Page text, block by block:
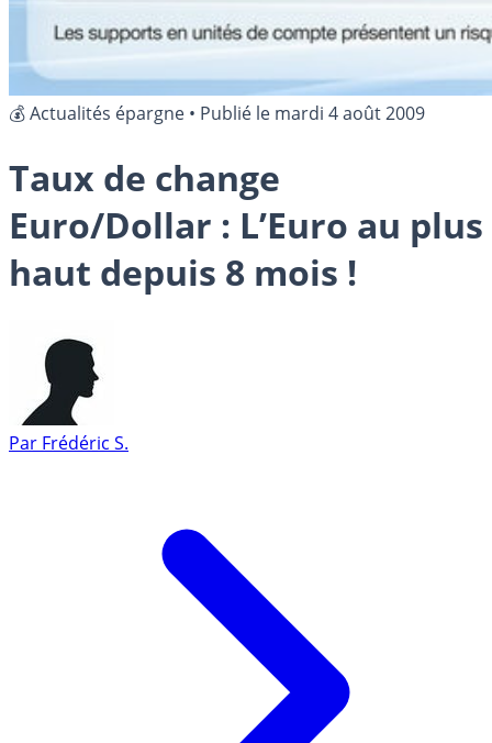
💰 Actualités épargne • Publié le mardi 4 août 2009
Taux de change
Euro/Dollar : L’Euro au plus
haut depuis 8 mois !
Par Frédéric S.